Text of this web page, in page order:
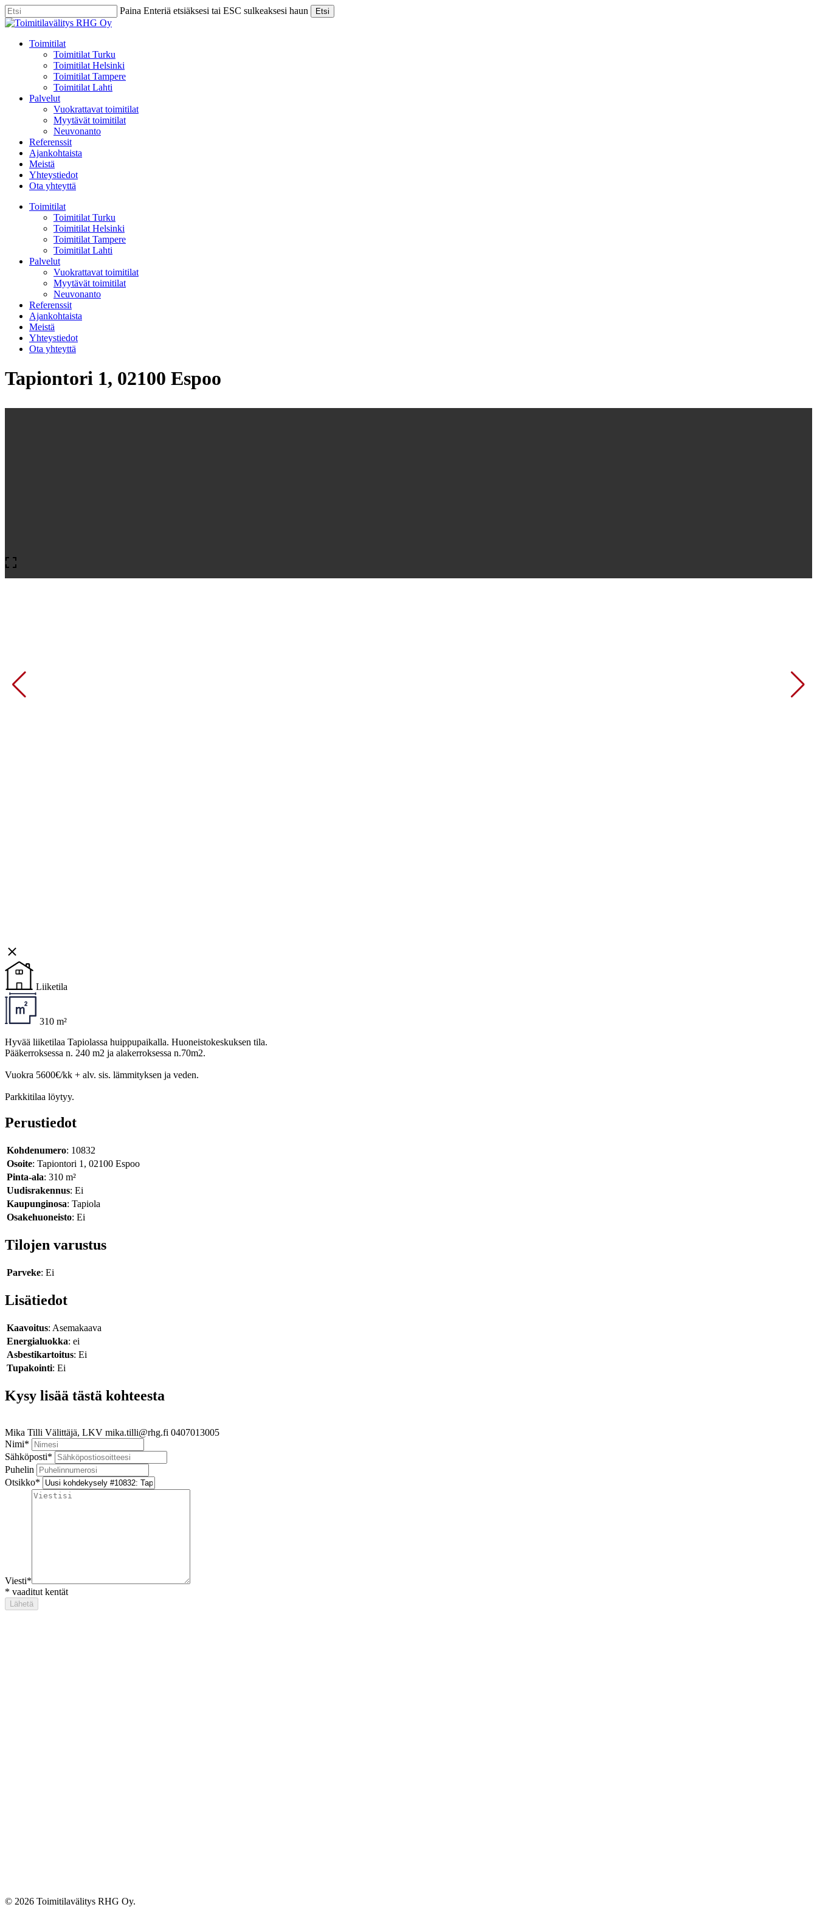
Skip
to
content
Paina Enteriä etsiäksesi tai ESC sulkeaksesi haun Etsi
Close
Menu
Toimitilat
Toimitilat Turku
Toimitilat Helsinki
Toimitilat Tampere
Toimitilat Lahti
Palvelut
Vuokrattavat toimitilat
Myytävät toimitilat
Neuvonanto
Referenssit
Ajankohtaista
Meistä
Yhteystiedot
Ota yhteyttä
Toimitilat
Toimitilat Turku
Toimitilat Helsinki
Toimitilat Tampere
Toimitilat Lahti
Palvelut
Vuokrattavat toimitilat
Myytävät toimitilat
Neuvonanto
Referenssit
Ajankohtaista
Meistä
Yhteystiedot
Ota yhteyttä
Tapiontori 1, 02100 Espoo
Liiketila
310 m²
Hyvää liiketilaa Tapiolassa huippupaikalla. Huoneistokeskuksen tila.
Pääkerroksessa n. 240 m2 ja alakerroksessa n.70m2.
Vuokra 5600€/kk + alv. sis. lämmityksen ja veden.
Parkkitilaa löytyy.
Perustiedot
Kohdenumero: 10832
Osoite: Tapiontori 1, 02100 Espoo
Pinta-ala: 310 m²
Uudisrakennus: Ei
Kaupunginosa: Tapiola
Osakehuoneisto: Ei
Tilojen varustus
Parveke: Ei
Lisätiedot
Kaavoitus: Asemakaava
Energialuokka: ei
Asbestikartoitus: Ei
Tupakointi: Ei
Kysy lisää tästä kohteesta
Mika Tilli Välittäjä, LKV mika.tilli@rhg.fi 0407013005
Nimi*
Sähköposti*
Puhelin
Otsikko*
Viesti*
* vaaditut kentät
© 2026 Toimitilavälitys RHG Oy.